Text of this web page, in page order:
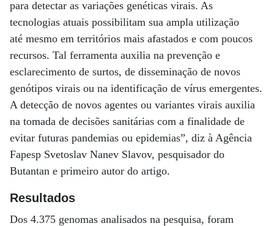
para detectar as variações genéticas virais. As
tecnologias atuais possibilitam sua ampla utilização
até mesmo em territórios mais afastados e com poucos
recursos. Tal ferramenta auxilia na prevenção e
esclarecimento de surtos, de disseminação de novos
genótipos virais ou na identificação de vírus emergentes.
A detecção de novos agentes ou variantes virais auxilia
na tomada de decisões sanitárias com a finalidade de
evitar futuras pandemias ou epidemias”, diz à Agência
Fapesp Svetoslav Nanev Slavov, pesquisador do
Butantan e primeiro autor do artigo.
Resultados
Dos 4.375 genomas analisados na pesquisa, foram